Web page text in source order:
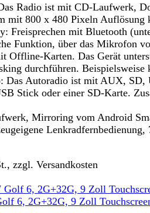
Radio ist mit CD-Laufwerk,
mit 800 x 480 Pixeln
Freisprechen mit Bluetooth
Funktion, über das Mikrofon
Offline-Karten. Das Gerät
durchführen.
Autoradio ist mit AUX, SD,
Stick oder einer SD-Karte.
Mirroring vom Android
zzgl. Versandkosten
6, 2G+32G, 9 Zoll